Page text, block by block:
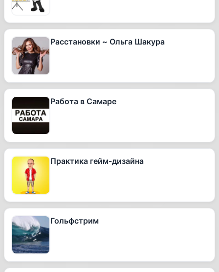
Расстановки ~ Ольга Шакура
Работа в Самаре
Практика гейм-дизайна
Гольфстрим